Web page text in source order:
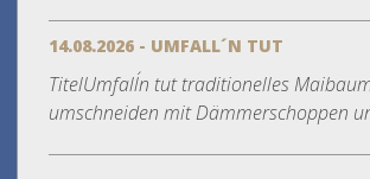
14.08.2026 - UMFALL´N TUT
TitelUmfall´n tut traditionelles
umschneiden mit Dämmerschoppen